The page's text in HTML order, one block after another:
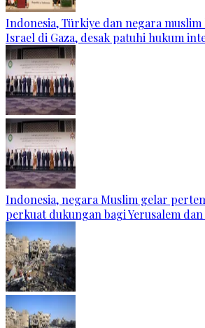
Indonesia, Türkiye dan negara muslim
Israel di Gaza, desak patuhi hukum
Indonesia, negara Muslim gelar
perkuat dukungan bagi Yerusalem dan